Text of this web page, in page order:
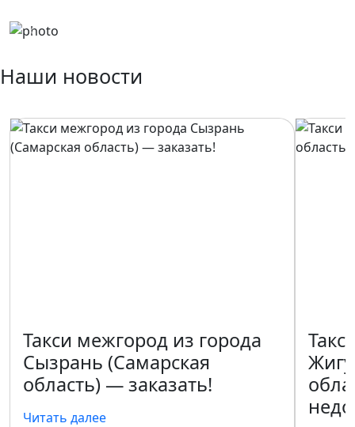
Previous
Наши новости
Такси межгород из города
Сызрань (Самарская
область) — заказать!
Читать далее